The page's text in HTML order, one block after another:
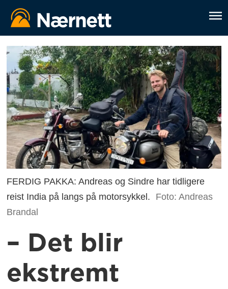
FERDIG PAKKA: Andreas og Sindre har tidligere
reist India på langs på motorsykkel.
Foto: Andreas
Brandal
– Det blir
ekstremt